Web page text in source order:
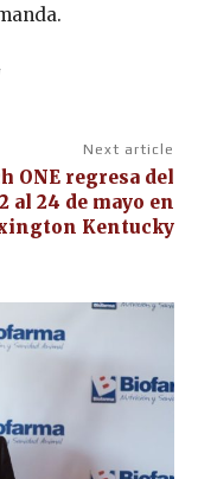
Next article
ONE regresa del
al 24 de mayo en
Kentucky